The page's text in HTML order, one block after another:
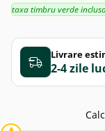
taxa timbru verde
Livrare
2-4 zile